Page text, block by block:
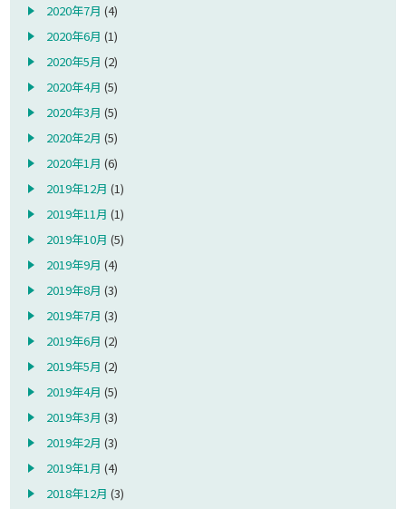
2020年7月 (4)
2020年6月 (1)
2020年5月 (2)
2020年4月 (5)
2020年3月 (5)
2020年2月 (5)
2020年1月 (6)
2019年12月 (1)
2019年11月 (1)
2019年10月 (5)
2019年9月 (4)
2019年8月 (3)
2019年7月 (3)
2019年6月 (2)
2019年5月 (2)
2019年4月 (5)
2019年3月 (3)
2019年2月 (3)
2019年1月 (4)
2018年12月 (3)